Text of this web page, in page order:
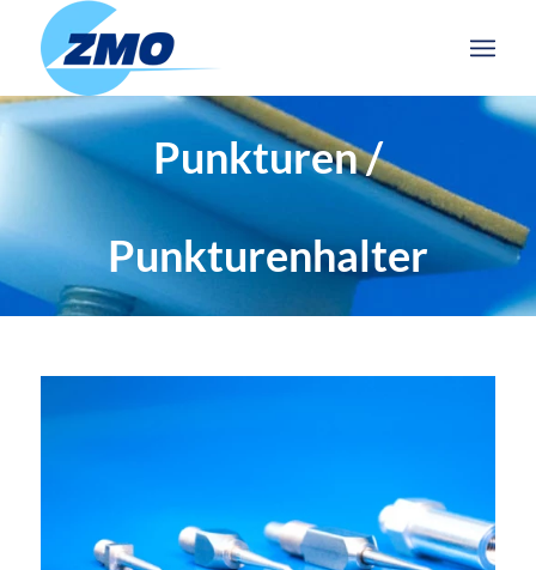
Punkturen /
Punkturenhalter
Punkturen – Punkturenhalter